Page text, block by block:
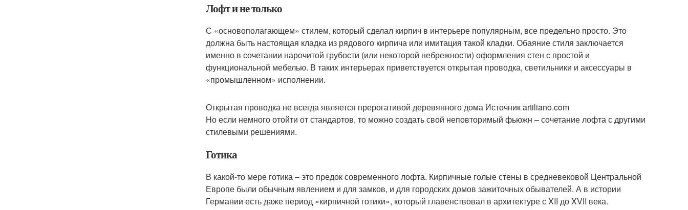
Лофт и не только
С «основополагающем» стилем, который сделал кирпич в интерьере популярным, все предельно просто. Это
должна быть настоящая кладка из рядового кирпича или имитация такой кладки. Обаяние стиля заключается
именно в сочетании нарочитой грубости (или некоторой небрежности) оформления стен с простой и
функциональной мебелью. В таких интерьерах приветствуется открытая проводка, светильники и аксессуары в
«промышленном» исполнении.
Открытая проводка не всегда является прерогативой деревянного дома Источник artiliano.com
Но если немного отойти от стандартов, то можно создать свой неповторимый фьюжн – сочетание лофта с другими
стилевыми решениями.
Готика
В какой-то мере готика – это предок современного лофта. Кирпичные голые стены в средневековой Центральной
Европе были обычным явлением и для замков, и для городских домов зажиточных обывателей. А в истории
Германии есть даже период «кирпичной готики», который главенствовал в архитектуре с XII до XVII века.